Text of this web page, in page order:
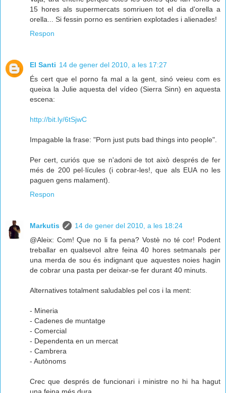
15 hores als supermercats somriuen tot el dia d'orella a
orella... Si fessin porno es sentirien explotades i alienades!
Respon
El Santi 14 de gener del 2010, a les 17:27
És cert que el porno fa mal a la gent, sinó veieu com es
queixa la Julie aquesta del vídeo (Sierra Sinn) en aquesta
escena:
http://bit.ly/6tSjwC
Impagable la frase: "Porn just puts bad things into people".
Per cert, curiós que se n'adoni de tot això després de fer
més de 200 pel·lícules (i cobrar-les!, que als EUA no les
paguen gens malament).
Respon
Markutis
14 de gener del 2010, a les 18:24
@Aleix: Com! Que no li fa pena? Vostè no té cor! Podent
treballar en qualsevol altre feina 40 hores setmanals per
una merda de sou és indignant que aquestes noies hagin
de cobrar una pasta per deixar-se fer durant 40 minuts.
Alternatives totalment saludables pel cos i la ment:
- Mineria
- Cadenes de muntatge
- Comercial
- Dependenta en un mercat
- Cambrera
- Autònoms
Crec que després de funcionari i ministre no hi ha hagut